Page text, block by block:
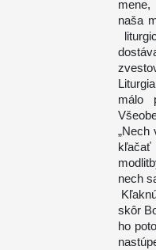
naša
málo
kľačať
nech
skôr
ho